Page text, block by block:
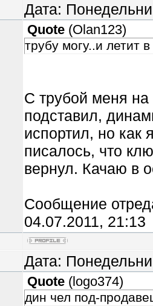
Дата:
Quote (Olan123)
трубу могу..и летит
С трубой меня
подставил,
испортил, но как
писалось, что
вернул. Качаю в
Сообщение
04.07.2011, 21:13
Дата:
Quote ( logo374)
дин чел под-